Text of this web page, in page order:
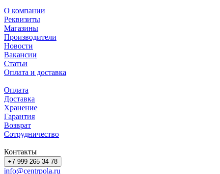
О компании
Реквизиты
Магазины
Производители
Новости
Вакансии
Статьи
Оплата и доставка
Оплата
Доставка
Хранение
Гарантия
Возврат
Сотрудничество
Контакты
+7 999 265 34 78
info@centrpola.ru